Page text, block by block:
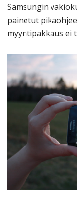
Samsungin
painetut
myyntipakkaus ei